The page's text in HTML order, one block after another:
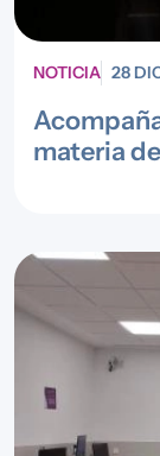
NOTICIA 28
materia